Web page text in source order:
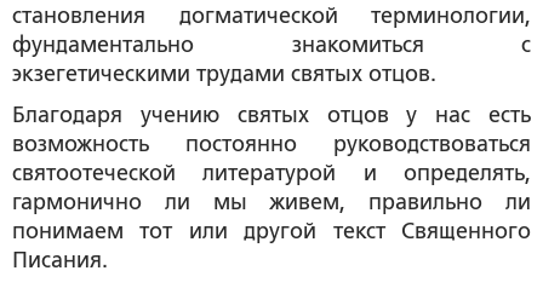
становления догматической терминологии,
фундаментально знакомиться с
экзегетическими трудами святых отцов.
Благодаря учению святых отцов у нас есть
возможность постоянно руководствоваться
святоотеческой литературой и определять,
гармонично ли мы живем, правильно ли
понимаем тот или другой текст Священного
Писания.